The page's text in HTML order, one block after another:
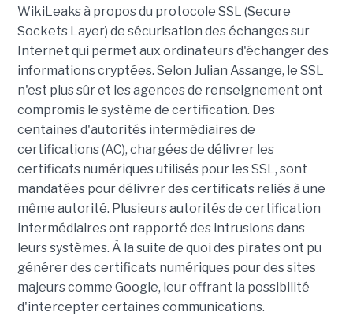
WikiLeaks à propos du protocole SSL (Secure
Sockets Layer) de sécurisation des échanges sur
Internet qui permet aux ordinateurs d'échanger des
informations cryptées. Selon Julian Assange, le SSL
n'est plus sûr et les agences de renseignement ont
compromis le système de certification. Des
centaines d'autorités intermédiaires de
certifications (AC), chargées de délivrer les
certificats numériques utilisés pour les SSL, sont
mandatées pour délivrer des certificats reliés à une
même autorité. Plusieurs autorités de certification
intermédiaires ont rapporté des intrusions dans
leurs systèmes. À la suite de quoi des pirates ont pu
générer des certificats numériques pour des sites
majeurs comme Google, leur offrant la possibilité
d'intercepter certaines communications.